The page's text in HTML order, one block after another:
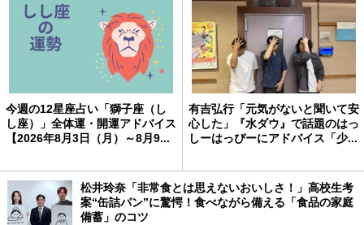
今週の12星座占い「獅子座（し
し座）」全体運・開運アドバイス
【2026年8月3日（月）～8月9...
有吉弘行「元気がないと聞いて安
心した」『水ダウ』で話題のはっ
しーはっぴーにアドバイス「少...
松井玲奈「非常食とは思えないおいしさ！」高校生考
案“缶詰パン”に驚愕！食べながら備える「食品の家庭
備蓄」のコツ